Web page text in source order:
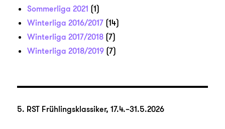
Sommerliga 2021 (1)
Winterliga 2016/2017 (14)
Winterliga 2017/2018 (7)
Winterliga 2018/2019 (7)
5. RST Frühlingsklassiker, 17.4.–31.5.2026